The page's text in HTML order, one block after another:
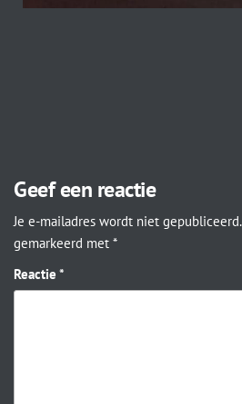
Geef een reactie
Je e-mailadres wordt niet gepubliceerd.
gemarkeerd met *
Reactie *